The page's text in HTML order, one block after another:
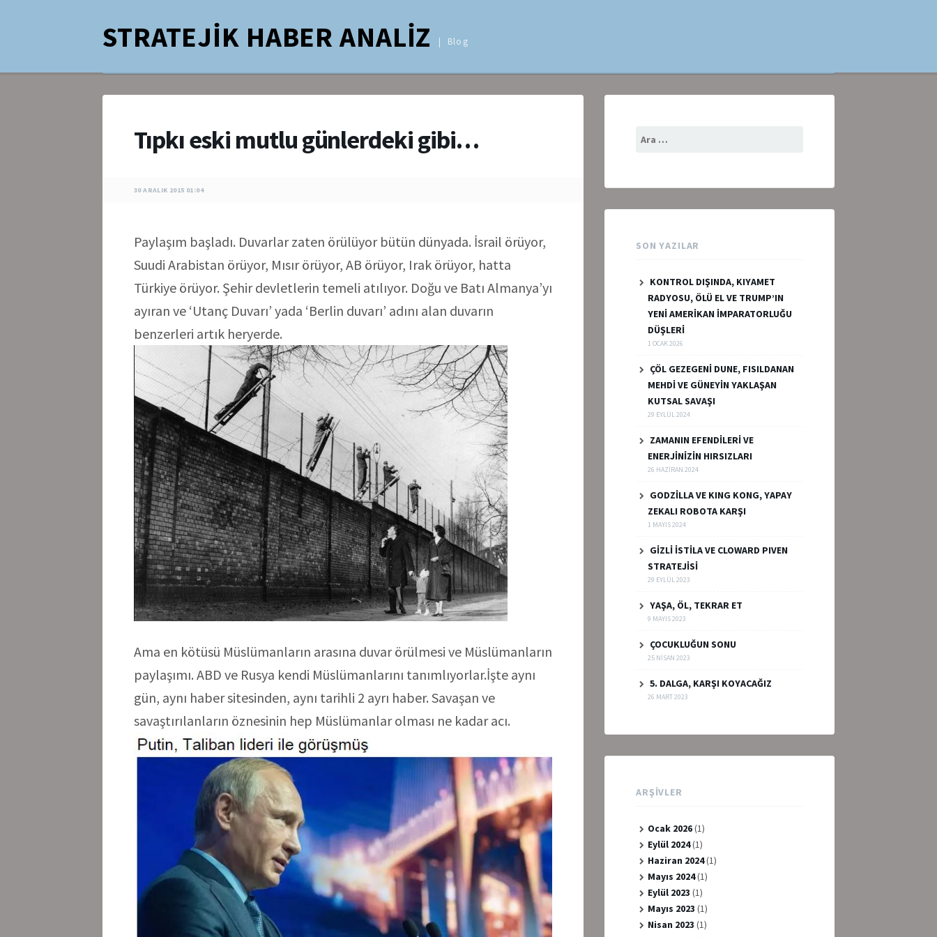
STRATEJİK HABER ANALİZ Blog
Tıpkı eski mutlu günlerdeki gibi…
30 ARALIK 2015 01:04
Paylaşım başladı. Duvarlar zaten örülüyor bütün dünyada. İsrail örüyor,
Suudi Arabistan örüyor, Mısır örüyor, AB örüyor, Irak örüyor, hatta
Türkiye örüyor. Şehir devletlerin temeli atılıyor. Doğu ve Batı Almanya’yı
ayıran ve ‘Utanç Duvarı’ yada ‘Berlin duvarı’ adını alan duvarın
benzerleri artık heryerde.
Ama en kötüsü Müslümanların arasına duvar örülmesi ve Müslümanların
paylaşımı. ABD ve Rusya kendi Müslümanlarını tanımlıyorlar.İşte aynı
gün, aynı haber sitesinden, aynı tarihli 2 ayrı haber. Savaşan ve
savaştırılanların öznesinin hep Müslümanlar olması ne kadar acı.
SON YAZILAR
KONTROL DIŞINDA, KIYAMET
RADYOSU, ÖLÜ EL VE TRUMP’IN
YENİ AMERİKAN İMPARATORLUĞU
DÜŞLERİ
1 OCAK 2026
ÇÖL GEZEGENİ DUNE, FISILDANAN
MEHDİ VE GÜNEYİN YAKLAŞAN
KUTSAL SAVAŞI
29 EYLÜL 2024
ZAMANIN EFENDİLERİ VE
ENERJİNİZİN HIRSIZLARI
26 HAZIRAN 2024
GODZİLLA VE KING KONG, YAPAY
ZEKALI ROBOTA KARŞI
1 MAYIS 2024
GİZLİ İSTİLA VE CLOWARD PIVEN
STRATEJİSİ
29 EYLÜL 2023
YAŞA, ÖL, TEKRAR ET
9 MAYIS 2023
ÇOCUKLUĞUN SONU
25 NISAN 2023
5. DALGA, KARŞI KOYACAĞIZ
26 MART 2023
ARŞIVLER
Ocak 2026(1)
Eylül 2024(1)
Haziran 2024(1)
Mayıs 2024(1)
Eylül 2023 (1)
Mayıs 2023 (1)
Nisan 2023 (1)